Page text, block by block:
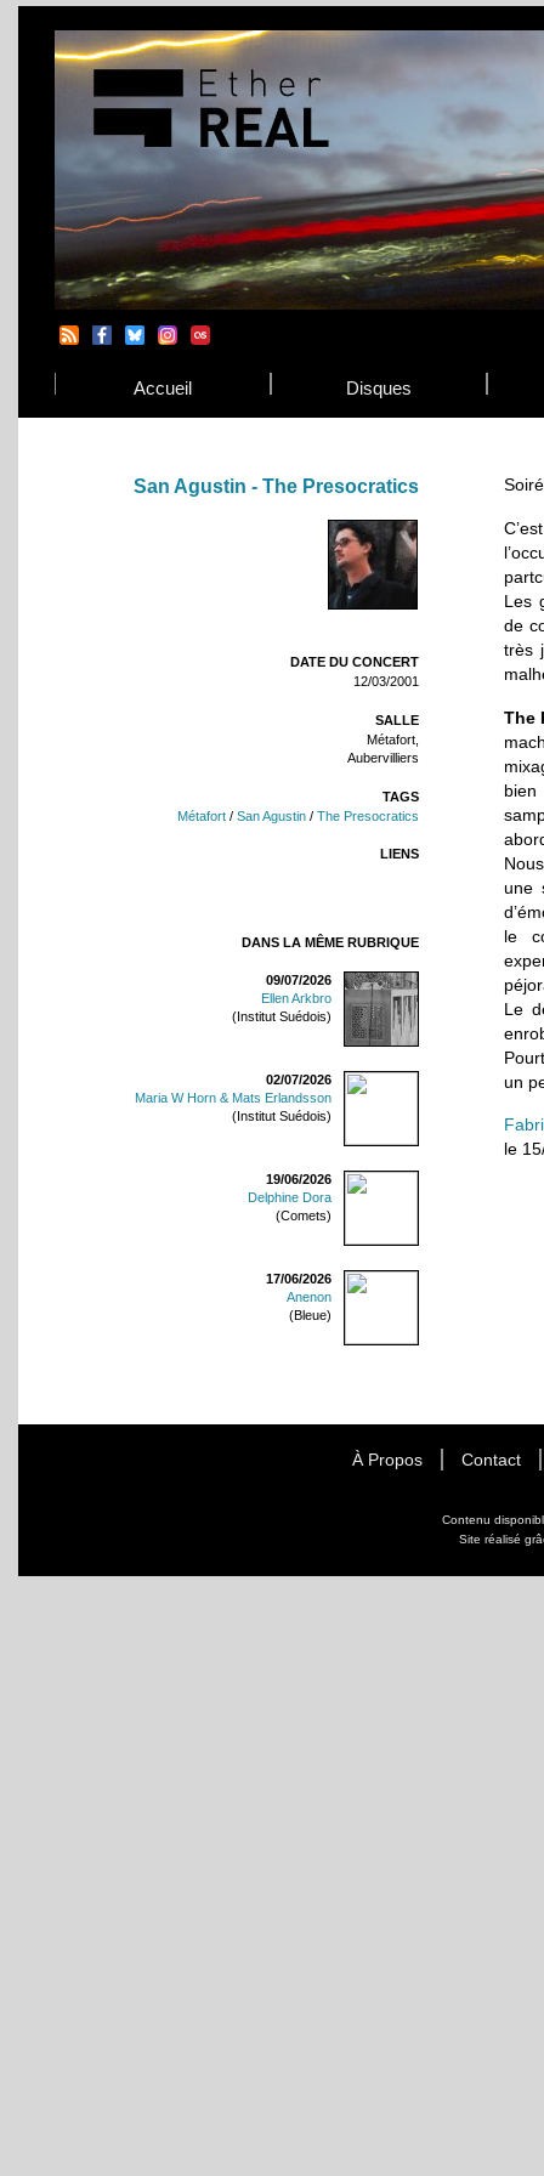
Accueil Disques
San Agustin - The Presocratics
DATE DU CONCERT
12/03/2001
SALLE
Métafort,
Aubervilliers
TAGS
Métafort / San Agustin / The Presocratics
LIENS
DANS LA MÊME RUBRIQUE
09/07/2026
Ellen Arkbro
(Institut Suédois)
02/07/2026
Maria W Horn & Mats Erlandsson
(Institut Suédois)
19/06/2026
Delphine Dora
(Comets)
17/06/2026
Anenon
(Bleue)
Les
de
très
The
une
le
Le
un
le
À Propos Contact
Contenu
Site réalisé